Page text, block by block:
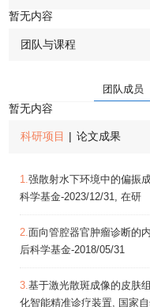
暂无内容
团队与课程
团队成员
暂无内容
科研项目 | 论文成果
1.强散射水下环境中的偏振
科学基金-2023/12/31, 在研
2.面向管腔器官肿瘤诊断的
后科学基金-2018/05/31
3.基于激光散斑成像的皮肤
化智能精准诊疗装置, 国家